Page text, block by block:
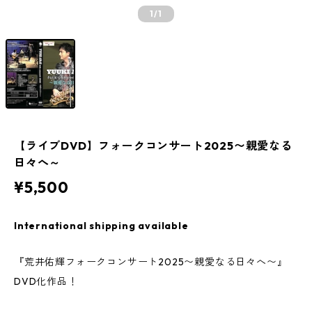
1/1
【ライブDVD】フォークコンサート2025〜親愛なる
日々へ～
¥5,500
International shipping available
『荒井佑輝フォークコンサート2025〜親愛なる日々へ〜』
DVD化作品！